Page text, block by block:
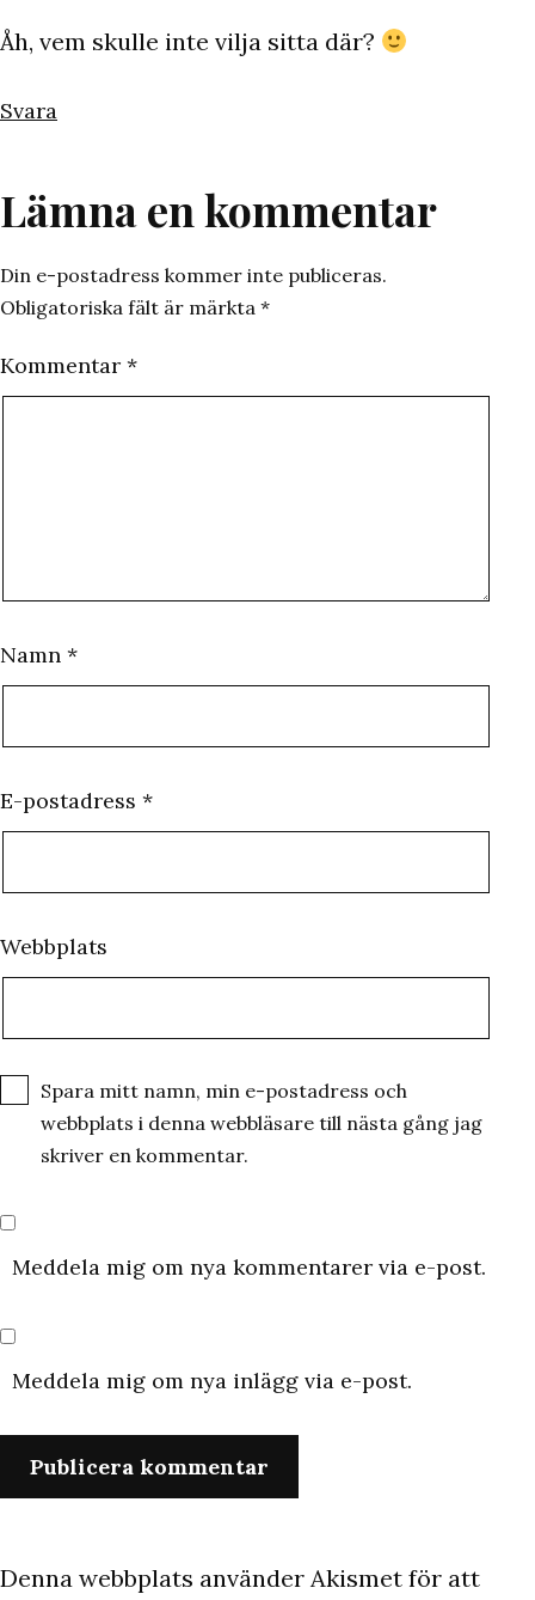
Åh, vem skulle inte vilja sitta där?
Svara
Lämna en kommentar
Din e-postadress kommer inte publiceras.
Obligatoriska fält är märkta *
Kommentar *
Namn *
E-postadress *
Webbplats
Spara mitt namn, min e-postadress och
webbplats i denna webbläsare till nästa gång jag
skriver en kommentar.
Meddela mig om nya kommentarer via e-post.
Meddela mig om nya inlägg via e-post.
Denna webbplats använder Akismet för att